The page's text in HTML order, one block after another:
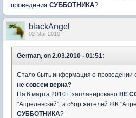
проведения СУББОТНИКА?
blackAngel
02 Mar 2010
German, on 2.03.2010 - 01:51:
Стало быть информация о проведении
не совсем верна?
На 6 марта 2010 г. запланировано НЕ
"Апрелевский", а сбор жителей ЖК
СУББОТНИКА?